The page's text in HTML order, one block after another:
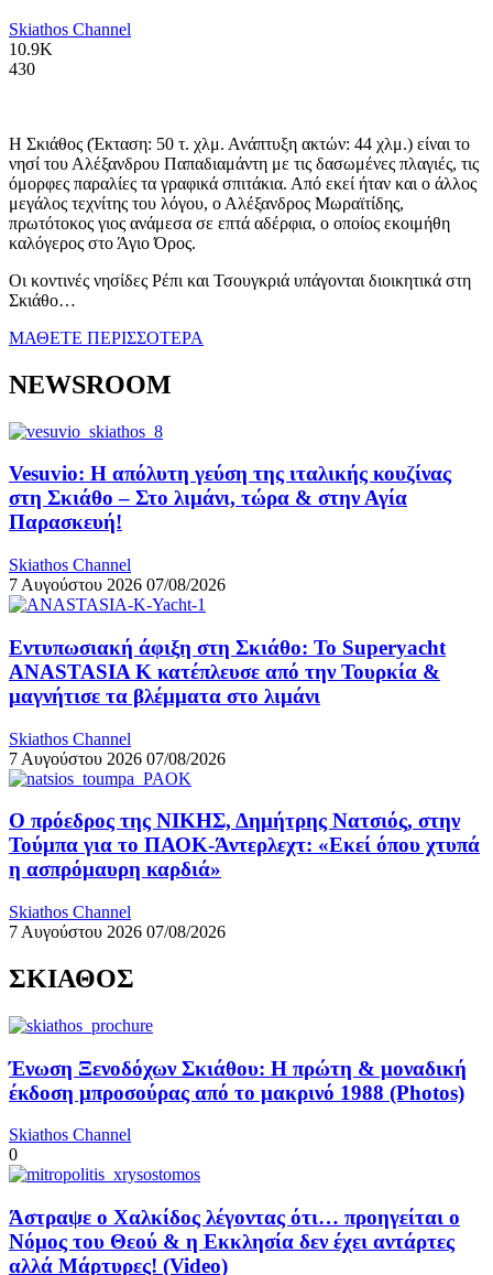
Skiathos Channel
10.9K
430
Η Σκιάθος (Έκταση: 50 τ. χλμ. Ανάπτυξη ακτών: 44 χλμ.) είναι το
νησί του Αλέξανδρου Παπαδιαμάντη με τις δασωμένες πλαγιές, τις
όμορφες παραλίες τα γραφικά σπιτάκια. Από εκεί ήταν και ο άλλος
μεγάλος τεχνίτης του λόγου, ο Αλέξανδρος Μωραϊτίδης,
πρωτότοκος γιος ανάμεσα σε επτά αδέρφια, ο οποίος εκοιμήθη
καλόγερος στο Άγιο Όρος.
Οι κοντινές νησίδες Ρέπι και Τσουγκριά υπάγονται διοικητικά στη
Σκιάθο…
ΜΑΘΕΤΕ ΠΕΡΙΣΣΟΤΕΡΑ
NEWSROOM
Vesuvio: Η απόλυτη γεύση της ιταλικής κουζίνας
στη Σκιάθο – Στο λιμάνι, τώρα & στην Αγία
Παρασκευή!
Skiathos Channel
7 Αυγούστου 2026 07/08/2026
Εντυπωσιακή άφιξη στη Σκιάθο: Το Superyacht
ANASTASIA K κατέπλευσε από την Τουρκία &
μαγνήτισε τα βλέμματα στο λιμάνι
Skiathos Channel
7 Αυγούστου 2026 07/08/2026
Ο πρόεδρος της ΝΙΚΗΣ, Δημήτρης Νατσιός, στην
Τούμπα για το ΠΑΟΚ-Άντερλεχτ: «Εκεί όπου χτυπά
η ασπρόμαυρη καρδιά»
Skiathos Channel
7 Αυγούστου 2026 07/08/2026
ΣΚΙΑΘΟΣ
Ένωση Ξενοδόχων Σκιάθου: Η πρώτη & μοναδική
έκδοση μπροσούρας από το μακρινό 1988 (Photos)
Skiathos Channel
0
Άστραψε ο Χαλκίδος λέγοντας ότι… προηγείται ο
Νόμος του Θεού & η Εκκλησία δεν έχει αντάρτες
αλλά Μάρτυρες! (Video)